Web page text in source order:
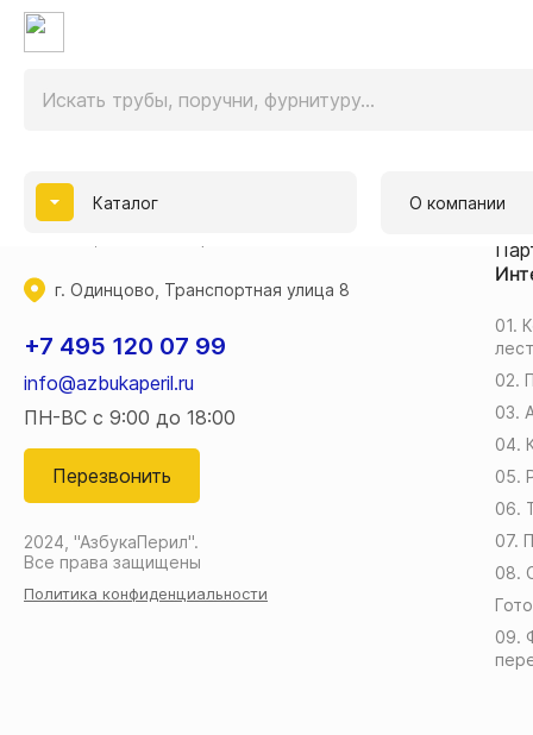
Каталог О компании
нержавеющей стали для перил,
производство и монтаж ограждений из
г. Одинцово, Транспортная улица 8
+7 495 120 07 99
info@azbukaperil.ru
ПН-ВС с 9:00 до 18:00
Перезвонить
2024, "АзбукаПерил".
Все права защищены
Политика конфиденциальности
01.
02.
03.
04.
05.
06.
07.
08.
09.